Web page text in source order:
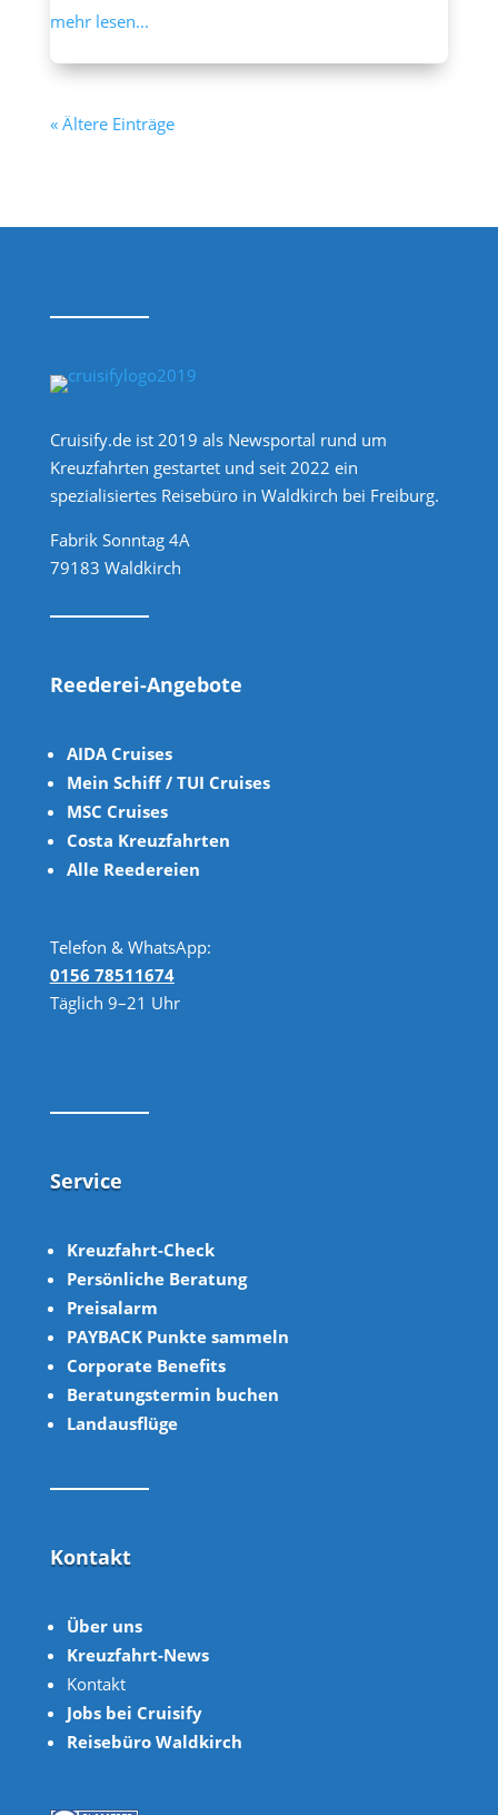
mehr lesen...
« Ältere Einträge
Cruisify.de ist 2019 als Newsportal rund um
Kreuzfahrten gestartet und seit 2022 ein
spezialisiertes Reisebüro in Waldkirch bei Freiburg.
Fabrik Sonntag 4A
79183 Waldkirch
Reederei-Angebote
AIDA Cruises
Mein Schiff / TUI Cruises
MSC Cruises
Costa Kreuzfahrten
Alle Reedereien
Telefon & WhatsApp:
0156 78511674
Täglich 9–21 Uhr
Service
Kreuzfahrt-Check
Persönliche Beratung
Preisalarm
PAYBACK Punkte sammeln
Corporate Benefits
Beratungstermin buchen
Landausflüge
Kontakt
Über uns
Kreuzfahrt-News
Kontakt
Jobs bei Cruisify
Reisebüro Waldkirch